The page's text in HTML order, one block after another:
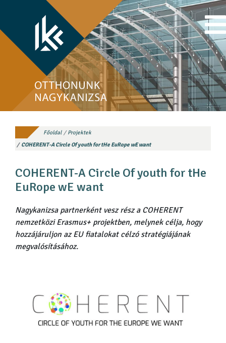
Főoldal
Projektek
COHERENT-A Circle Of youth for tHe EuRope wE want
COHERENT-A Circle Of youth for tHe
EuRope wE want
Nagykanizsa partnerként vesz rész a COHERENT
nemzetközi Erasmus+ projektben, melynek célja, hogy
hozzájáruljon az EU fiatalokat célzó stratégiájának
megvalósításához.